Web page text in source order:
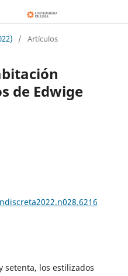
/ Artículos
de Edwige
setenta, los estilizados